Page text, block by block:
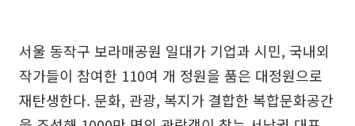
서울 동작구 보라매공원 일대가 기업과 시민, 국내외
작가들이 참여한 110여 개 정원을 품은 대정원으로
재탄생한다. 문화, 관광, 복지가 결합한 복합문화공간